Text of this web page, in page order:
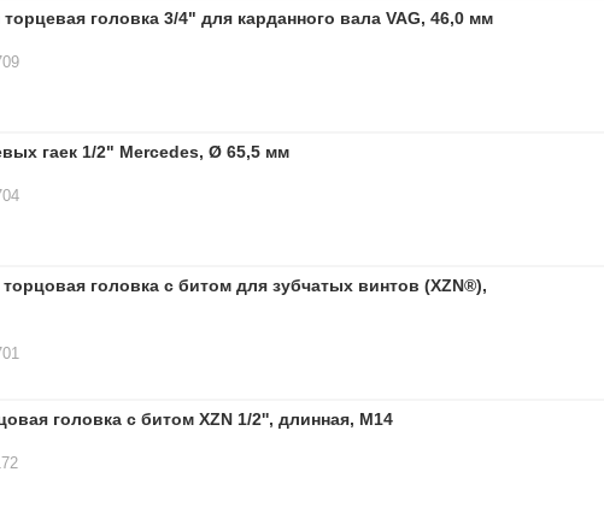
головка 3/4" для карданного вала VAG, 46,0 мм
гаек 1/2" Mercedes, Ø 65,5 мм
головка с битом для зубчатых винтов (XZN®),
головка с битом XZN 1/2'', длинная, M14